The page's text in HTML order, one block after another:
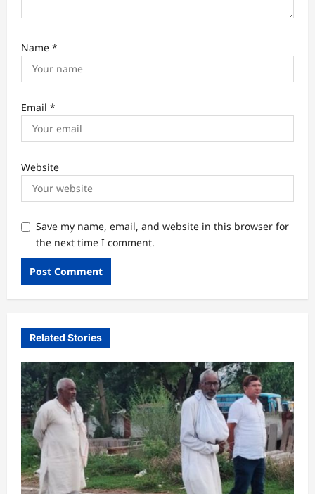
Name *
Email *
Website
Save my name, email, and website in this browser for
the next time I comment.
Related Stories